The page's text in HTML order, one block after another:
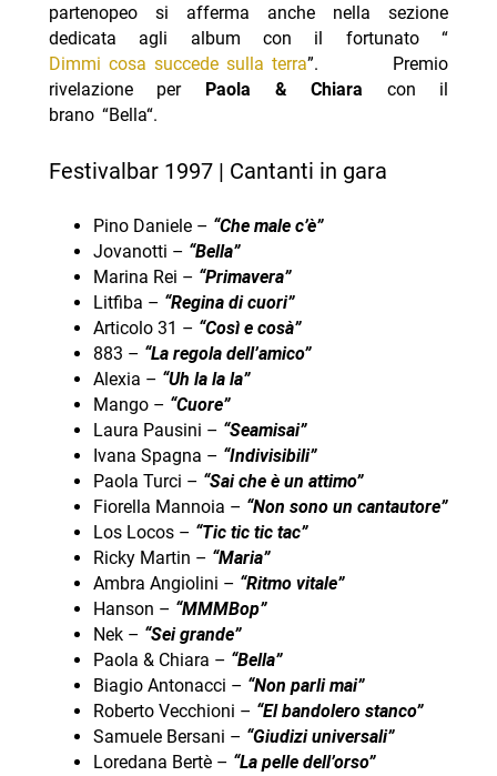
partenopeo si afferma anche nella sezione
dedicata agli album con il fortunato “
Dimmi cosa succede sulla terra”. Premio
rivelazione per
Paola & Chiara con il
brano “Bella“.
Festivalbar 1997 | Cantanti in gara
Pino Daniele – “Che male c’è”
Jovanotti – “Bella”
Marina Rei – “Primavera”
Litfiba – “Regina di cuori”
Articolo 31 – “Così e cosà”
883 – “La regola dell’amico”
Alexia – “Uh la la la”
Mango – “Cuore”
Laura Pausini – “Seamisai”
Ivana Spagna – “Indivisibili”
Paola Turci – “Sai che è un attimo”
Fiorella Mannoia – “Non sono un cantautore”
Los Locos – “Tic tic tic tac”
Ricky Martin – “Maria”
Ambra Angiolini – “Ritmo vitale”
Hanson – “MMMBop”
Nek – “Sei grande”
Paola & Chiara – “Bella”
Biagio Antonacci – “Non parli mai”
Roberto Vecchioni – “El bandolero stanco”
Samuele Bersani – “Giudizi universali”
Loredana Bertè – “La pelle dell’orso”